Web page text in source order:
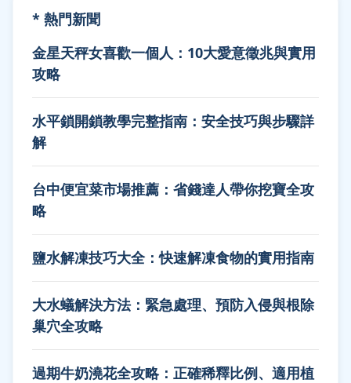
* 熱門新聞
金星天秤女喜歡一個人：10大愛意徵兆與實用
攻略
水平鎖開鎖教學完整指南：安全技巧與步驟詳
解
台中便宜菜市場推薦：省錢達人帶你挖寶全攻
略
鹽水解凍技巧大全：快速解凍食物的實用指南
大水蟻解決方法：緊急處理、預防入侵與根除
巢穴全攻略
過期牛奶澆花全攻略：正確稀釋比例、適用植